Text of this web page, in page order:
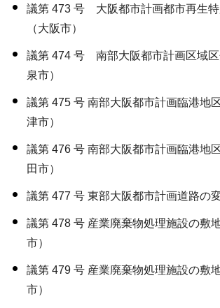
議第 473 号 大阪都市計画都市再生
（大阪市）
議第 474 号 南部大阪都市計画区域区
泉市）
議第 475 号 南部大阪都市計画臨港地
津市）
議第 476 号 南部大阪都市計画臨港地
田市）
議第 477 号 東部大阪都市計画道路の
議第 478 号 産業廃棄物処理施設の敷
市）
議第 479 号 産業廃棄物処理施設の敷
市）